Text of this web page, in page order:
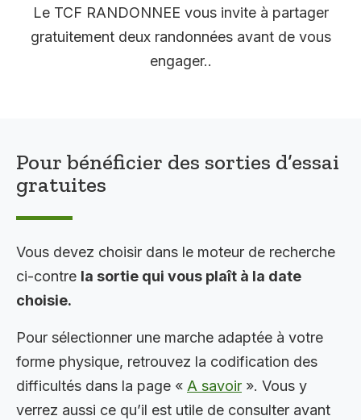
Le TCF RANDONNEE vous invite à partager
gratuitement deux randonnées avant de vous
engager..
Pour bénéficier des sorties d’essai
gratuites
Vous devez choisir dans le moteur de recherche
ci-contre la sortie qui vous plaît à la date
choisie.
Pour sélectionner une marche adaptée à votre
forme physique, retrouvez la codification des
difficultés dans la page « A savoir ». Vous y
verrez aussi ce qu’il est utile de consulter avant